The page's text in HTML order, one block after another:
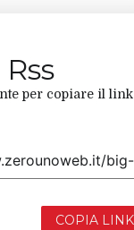
per copiare il link
COPIA LINK